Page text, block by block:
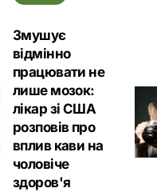
Змушує
відмінно
працювати не
лише мозок:
лікар зі США
розповів про
вплив кави на
чоловіче
здоров'я